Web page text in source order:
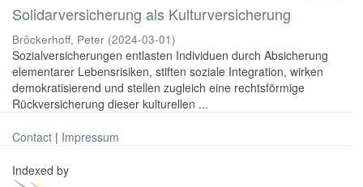
Solidarversicherung als Kulturversicherung
Bröckerhoff, Peter (2024-03-01)
Sozialversicherungen entlasten Individuen durch Absicherung
elementarer Lebensrisiken, stiften soziale Integration, wirken
demokratisierend und stellen zugleich eine rechtsförmige
Rückversicherung dieser kulturellen ...
Contact | Impressum
Indexed by